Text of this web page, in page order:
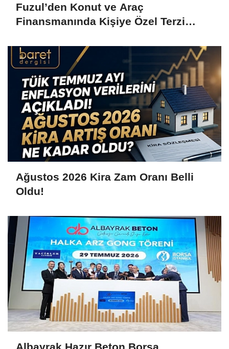
Fuzul’den Konut ve Araç
Finansmanında Kişiye Özel Terzi
Ağustos 2026 Kira Zam Oranı Belli
Oldu!